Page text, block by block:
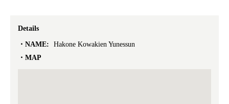
Details
NAME:
Hakone Kowakien Yunessun
MAP